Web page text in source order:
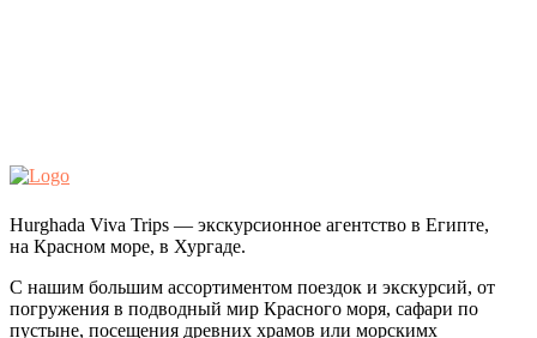
Hurghada Viva Trips — экскурсионное агентство в Египте,
на Красном море, в Хургаде.
С нашим большим ассортиментом поездок и экскурсий, от
погружения в подводный мир Красного моря, сафари по
пустыне, посещения древних храмов или морскимх